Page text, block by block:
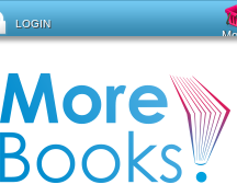
LOGIN
Ha dimenticato la password?